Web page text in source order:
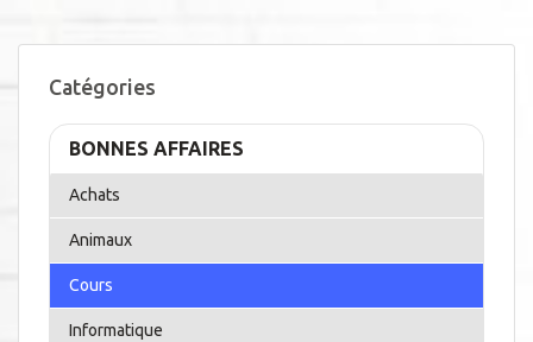
Catégories
BONNES AFFAIRES
Achats
Animaux
Cours
Informatique